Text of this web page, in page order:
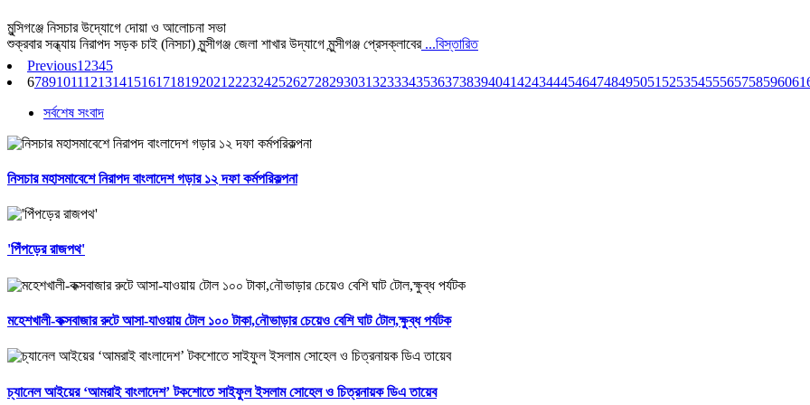
মুন্সিগঞ্জে নিসচার উদ্যোগে দোয়া ও আলোচনা সভা
শুক্রবার সন্ধ্যায় নিরাপদ সড়ক চাই (নিসচা) মুন্সীগঞ্জ জেলা শাখার উদ্যাগে মুন্সীগঞ্জ প্রেসক্লাবের...বিস্তারিত
Previous1 2345
6789101112131415161718192021 222324252627282930313233343536373839404142434445464748495051 52535455565758596061
সর্বশেষ সংবাদ
নিসচার মহাসমাবেশে নিরাপদ বাংলাদেশ গড়ার ১২ দফা কর্মপরিকল্পনা
'পিঁপড়ের রাজপথ'
মহেশখালী-কক্সবাজার রুটে আসা-যাওয়ায় টোল ১০০ টাকা,নৌভাড়ার চেয়েও বেশি ঘাট টোল,ক্ষুব্ধ পর্যটক
চ্যানেল আইয়ের ‘আমরাই বাংলাদেশ’ টকশোতে সাইফুল ইসলাম সোহেল ও চিত্রনায়ক ডিএ তায়েব